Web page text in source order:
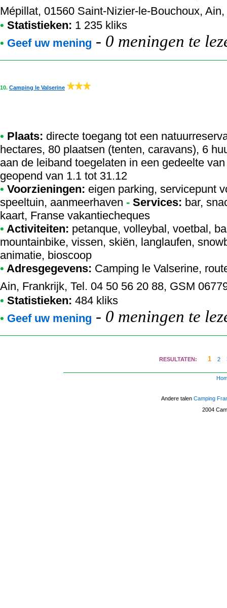
Mépillat, 01560 Saint-Nizier-le-Bouchoux,
• Statistieken: 1 235 kliks
• Geef uw mening - 0 meningen te
10. Camping le Valserine
• Plaats: directe toegang tot een
hectares, 80 plaatsen (tenten, caravans), 6
aan de leiband toegelaten in een gedeelte
geopend van 1.1 tot 31.12
• Voorzieningen: eigen parking, servicepunt
speeltuin, aanmeerhaven - Services: bar,
kaart, Franse vakantiecheques
• Activiteiten: petanque, volleybal, voetbal,
mountainbike, vissen, skiën, langlaufen,
animatie, bioscoop
• Adresgegevens: Camping le Valserine,
Ain, Frankrijk, Tel. 04 50 56 20 88, GSM
• Statistieken: 484 kliks
• Geef uw mening - 0 meningen te
RESULTATEN: 1 2
Andere talen Camping
2004